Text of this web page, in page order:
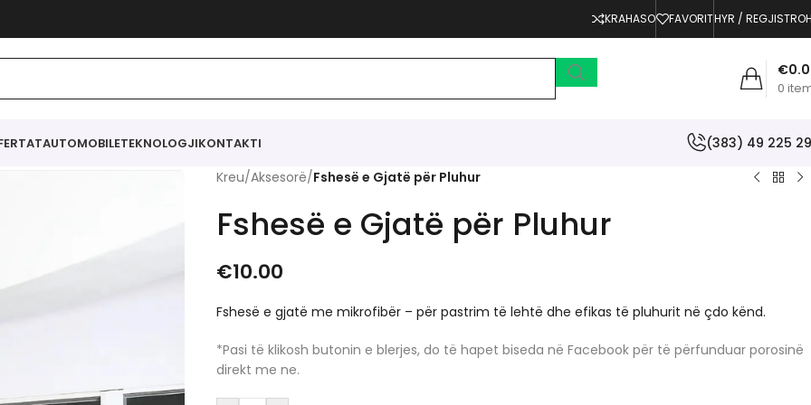
KRAHASO FAVORITHYR /
0
€
AUTOMOBILETEKNOLOGJIKONTAKTI (383) 49 225
Kreu/Aksesorë/Fshesë e Gjatë për Pluhur
Fshesë e Gjatë për Pluhur
€10.00
Fshesë e gjatë me mikrofibër – për pastrim të lehtë dhe efikas të pluhurit në çdo kënd.
*Pasi të klikosh butonin e blerjes, do të hapet biseda në Facebook për të përfunduar porosinë
direkt me ne.